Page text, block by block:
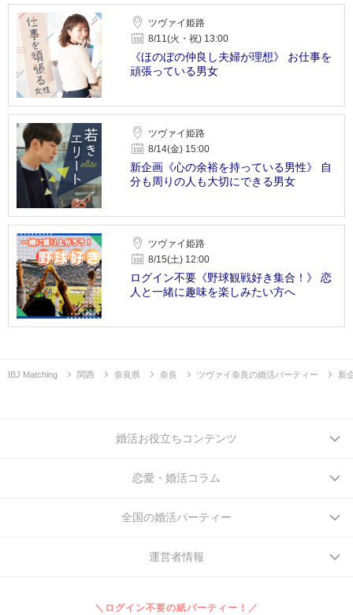
ツヴァイ姫路
8/11(火・祝) 13:00
《ほのぼの仲良し夫婦が理想》 お仕事を
頑張っている男女
ツヴァイ姫路
8/14(金) 15:00
新企画《心の余裕を持っている男性》 自
分も周りの人も大切にできる男女
ツヴァイ姫路
8/15(土) 12:00
ログイン不要《野球観戦好き集合！》 恋
人と一緒に趣味を楽しみたい方へ
IBJ Matching 関西 奈良県 奈良 ツヴァイ奈良の婚活パーティー 新
＼ログイン不要の紙パーティー！／
婚活お役立ちコンテンツ
恋愛・婚活コラム
全国の婚活パーティー
運営者情報